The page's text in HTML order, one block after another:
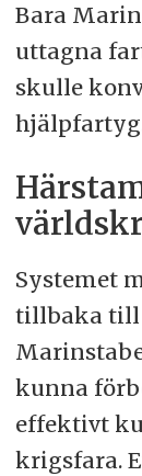
Bara
uttagna
skulle
Systemet
tillbaka till
kunna
effektivt
krigsfara.